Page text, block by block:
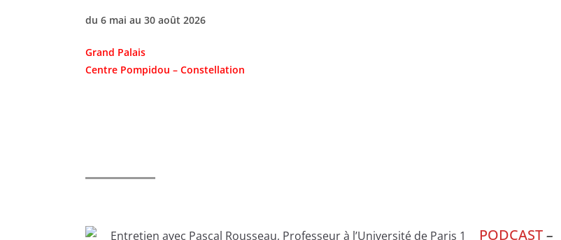
du 6 mai au 30 août 2026
Grand Palais
Centre Pompidou – Constellation
PODCAST–